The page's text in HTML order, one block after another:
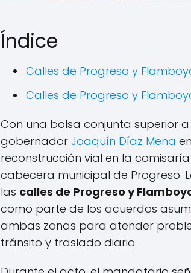
Índice
Calles de Progreso y
Calles de Progreso y
Con una bolsa conjunta superior a
gobernador Joaquín Díaz Mena
reconstrucción vial en la
cabecera municipal de Progreso.
las calles de Progreso y
como parte de los acuerdos
ambas zonas para atender
tránsito y traslado diario.